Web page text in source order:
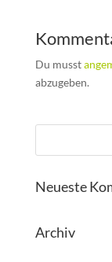
Du musst
abzugeben.
Neueste
Archiv